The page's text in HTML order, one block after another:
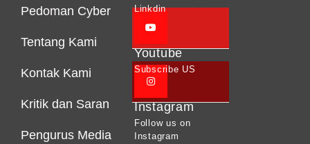
Pedoman Cyber
Tentang Kami
Kontak Kami
Kritik dan Saran
Pengurus Media
Linkdin
Youtube
Subscribe US
Instagram
Follow us on
Instagram